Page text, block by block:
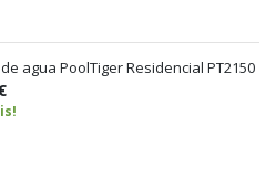
agua PoolTiger Residencial PT2150